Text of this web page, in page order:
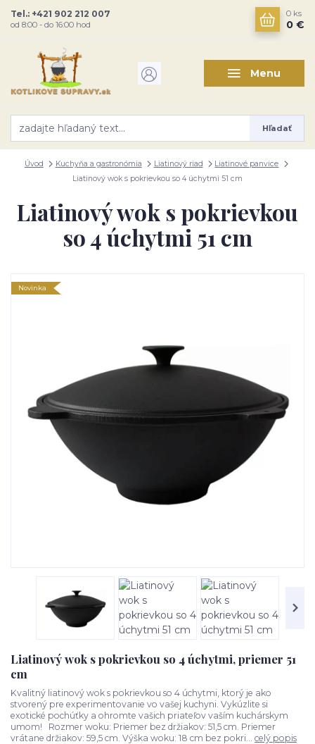
Menu
Hľadať
Tel.: +421 902 212 007
od 8:00 - do 16:00 hod
0 ks
0 €
Úvod Kuchyňa a gastronómia Liatinový riad
Liatinové panvice
Liatinový wok s pokrievkou so 4 úchytmi 51 cm
Liatinový wok s pokrievkou
so 4 úchytmi 51 cm
Novinka
Liatinový wok s pokrievkou so 4 úchytmi, priemer 51
cm
Kvalitný liatinový wok s pokrievkou so 4 úchytmi, ktorý je ako
stvorený pre experimentovanie vo vašej kuchyni. Vykúzlite si
exotické pochúťky a ohromte vašich priateľov vaším kuchárskym
umom! Rozmer woku: Priemer bez držiakov: 51,5 cm. Priemer
vrátane držiakov: 59,5 cm. Výška woku: 18 cm bez pokri... celý popis